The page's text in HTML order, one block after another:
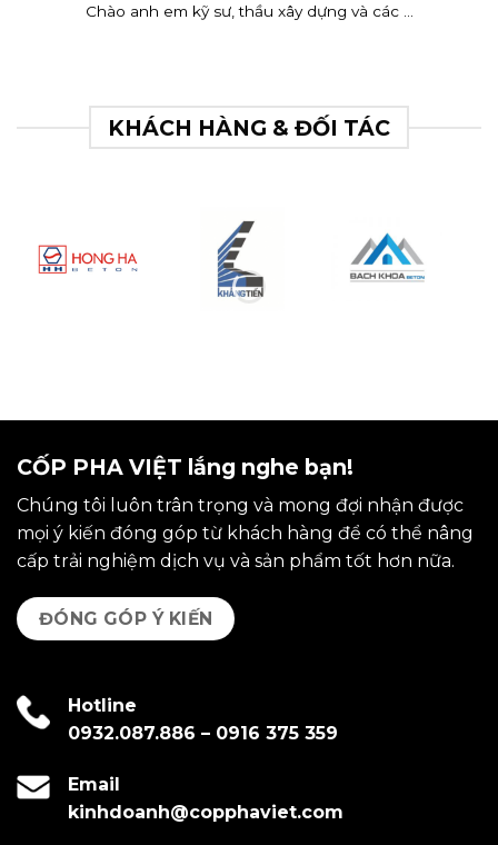
Chào anh em kỹ sư, thầu xây dựng và các ...
KHÁCH HÀNG & ĐỐI TÁC
CỐP PHA VIỆT lắng nghe bạn!
Chúng tôi luôn trân trọng và mong đợi nhận được
mọi ý kiến đóng góp từ khách hàng để có thể nâng
cấp trải nghiệm dịch vụ và sản phẩm tốt hơn nữa.
ĐÓNG GÓP Ý KIẾN
Hotline
0932.087.886 – 0916 375 359
Email
kinhdoanh@copphaviet.com